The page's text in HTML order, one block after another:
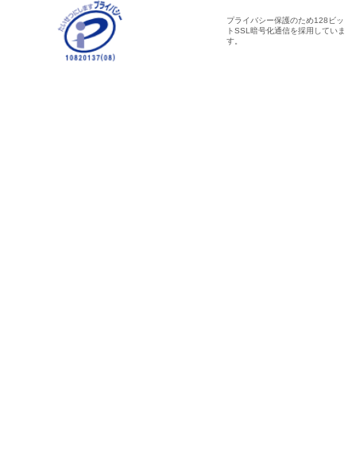
プライバシー保護のため128ビッ
トSSL暗号化通信を採用していま
す。